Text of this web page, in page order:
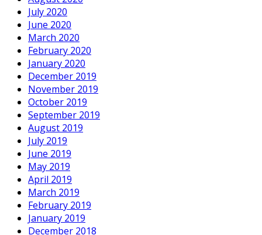
July 2020
June 2020
March 2020
February 2020
January 2020
December 2019
November 2019
October 2019
September 2019
August 2019
July 2019
June 2019
May 2019
April 2019
March 2019
February 2019
January 2019
December 2018